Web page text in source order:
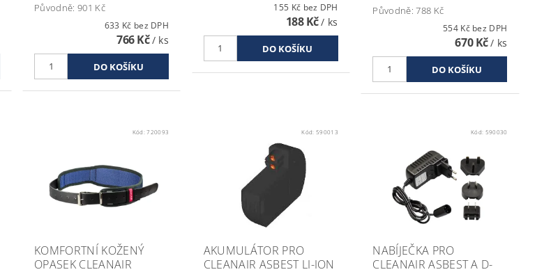
Původně: 901 Kč
633 Kč bez DPH
766 Kč/ ks
155 Kč bez DPH
188 Kč/ ks
Původně:788 Kč
554 Kč bez DPH
670 Kč/ ks
Kód:720093
KOMFORTNÍ KOŽENÝ
OPASEK CLEANAIR
Kód: 590013
AKUMULÁTOR PRO
CLEANAIR ASBEST LI-ION
Kód: 590030
NABÍJEČKA PRO
CLEANAIR ASBEST A D-